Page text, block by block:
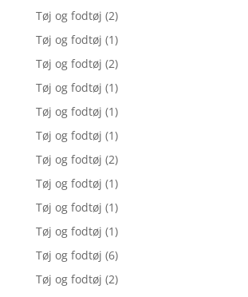
Tøj og fodtøj (2)
Tøj og fodtøj (1)
Tøj og fodtøj (2)
Tøj og fodtøj (1)
Tøj og fodtøj (1)
Tøj og fodtøj (1)
Tøj og fodtøj (2)
Tøj og fodtøj (1)
Tøj og fodtøj (1)
Tøj og fodtøj (1)
Tøj og fodtøj (6)
Tøj og fodtøj (2)